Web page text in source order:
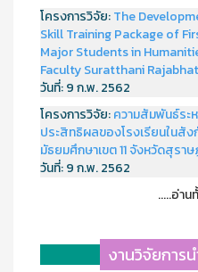
โครงการวิจัย:The
Skill Training Package of
Major Students in
Faculty Suratthani
วันที่:9 ก.พ. 2562
โครงการวิจัย:ความสัมพันธ์ระ
ประสิทธิผลของโรงเรียนในสั
มัธยมศึกษาเขต 11 จังหวัดสุรา
วันที่:9 ก.พ. 2562
.....อ่าน
งานวิจัยการน